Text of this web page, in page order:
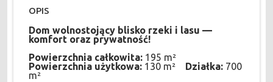
OPIS
Dom wolnostojący blisko rzeki i lasu —
komfort oraz prywatność!
Powierzchnia całkowita: 195 m²
Powierzchnia użytkowa: 130 m² Działka: 700
m²